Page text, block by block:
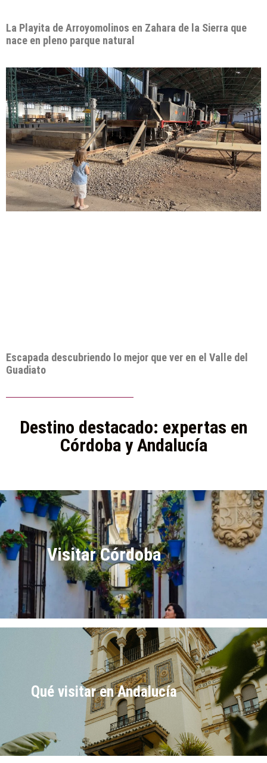
La Playita de Arroyomolinos en Zahara de la Sierra que
nace en pleno parque natural
Escapada descubriendo lo mejor que ver en el Valle del
Guadiato
Destino destacado: expertas en
Córdoba y Andalucía
Visitar Córdoba
Qué visitar en Andalucía